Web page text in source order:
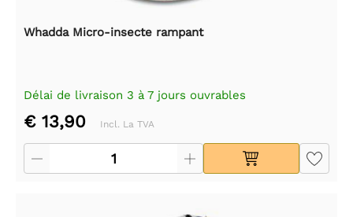
Whadda Micro-insecte rampant
Délai de livraison 3 à 7 jours ouvrables
€ 13,90 Incl. La TVA